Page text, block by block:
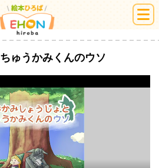
絵本ひろば
ゅうかみくんのウソ